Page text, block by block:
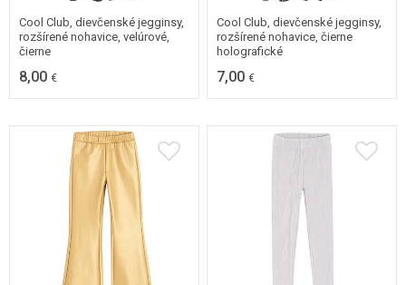
Cool Club, dievčenské jegginsy,
rozšírené nohavice, velúrové,
čierne
8,00 €
Cool Club, dievčenské jegginsy,
rozšírené nohavice, čierne
holografické
7,00 €